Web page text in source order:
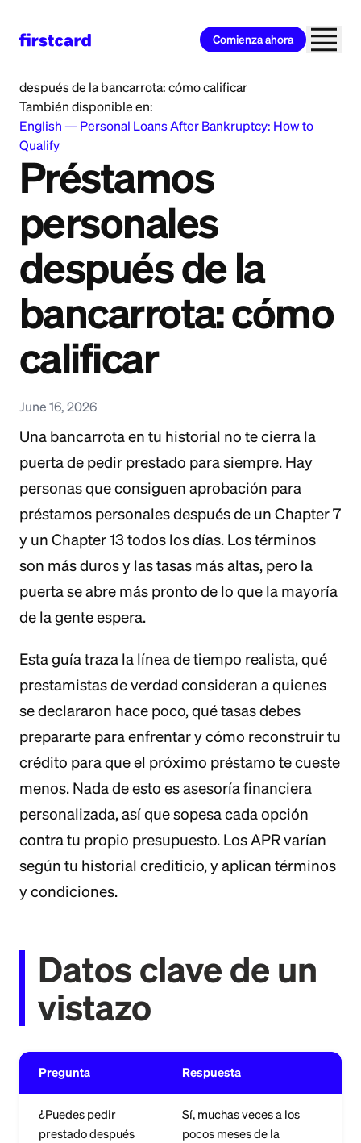
Comienza ahora
después de la bancarrota: cómo calificar
También disponible en:
English — Personal Loans After Bankruptcy: How to
Qualify
Préstamos
personales
después de la
bancarrota: cómo
calificar
June 16, 2026
Una bancarrota en tu historial no te cierra la
puerta de pedir prestado para siempre. Hay
personas que consiguen aprobación para
préstamos personales después de un Chapter 7
y un Chapter 13 todos los días. Los términos
son más duros y las tasas más altas, pero la
puerta se abre más pronto de lo que la mayoría
de la gente espera.
Esta guía traza la línea de tiempo realista, qué
prestamistas de verdad consideran a quienes
se declararon hace poco, qué tasas debes
prepararte para enfrentar y cómo reconstruir tu
crédito para que el próximo préstamo te cueste
menos. Nada de esto es asesoría financiera
personalizada, así que sopesa cada opción
contra tu propio presupuesto. Los APR varían
según tu historial crediticio, y aplican términos
y condiciones.
Datos clave de un
vistazo
Pregunta Respuesta
¿Puedes pedir
prestado después
Sí, muchas veces a los
pocos meses de la